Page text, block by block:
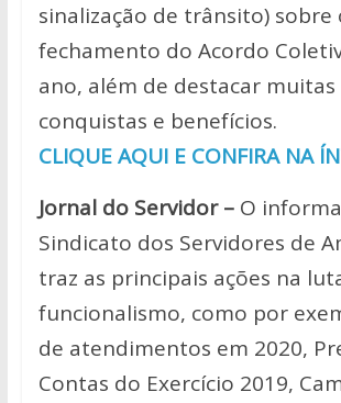
sinalização de trânsito) sobre
fechamento do Acordo
ano, além de destacar
conquistas e benefícios.
CLIQUE AQUI E CONFIRA NA
Jornal do Servidor –O
Sindicato dos Servidores de
traz as principais ações na
funcionalismo, como por
de atendimentos em 2020,
Contas do Exercício 2019,